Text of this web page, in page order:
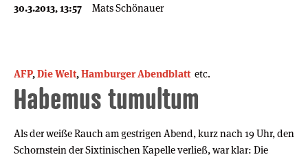
30.3.2013, 13:57 Mats Schönauer
AFP,Die Welt,Hamburger Abendblattetc.
Habemus tumultum
Als der weiße Rauch am gestrigen Abend, kurz nach 19 Uhr, den
Schornstein der Sixtinischen Kapelle verließ, war klar: Die